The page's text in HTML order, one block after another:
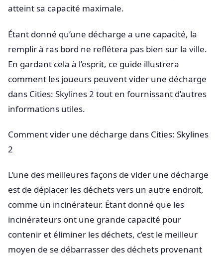
atteint sa capacité maximale.
Étant donné qu’une décharge a une capacité, la
remplir à ras bord ne reflétera pas bien sur la ville.
En gardant cela à l’esprit, ce guide illustrera
comment les joueurs peuvent vider une décharge
dans Cities: Skylines 2 tout en fournissant d’autres
informations utiles.
Comment vider une décharge dans Cities: Skylines
2
L’une des meilleures façons de vider une décharge
est de déplacer les déchets vers un autre endroit,
comme un incinérateur. Étant donné que les
incinérateurs ont une grande capacité pour
contenir et éliminer les déchets, c’est le meilleur
moyen de se débarrasser des déchets provenant